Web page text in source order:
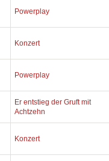
Powerplay
Konzert
Powerplay
Er entstieg der Gruft mit
Achtzehn
Konzert